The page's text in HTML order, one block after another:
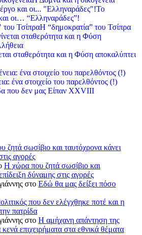
Το
οι… “Ελληναράδες”!
Η “δημοκρατία” του Τσίπρα
σταθερότητα και η Φύση αποκαλύπτει
ένα στοιχείο του παρελθόντος (!)
που δεν μας Είπαν XXVIII
ζητά σωσίβιο και ταυτόχρονα κάνει
αγορές
Η χώρα που ζητά σωσίβιο και
δύναμης στις αγορές
στο Εδώ θα μας δείξει πόσο
που δεν ελέγχθηκε ποτέ και η
πατρίδα
στο Η αμήχανη απάντηση της
επιχειρήματα στα εθνικά θέματα